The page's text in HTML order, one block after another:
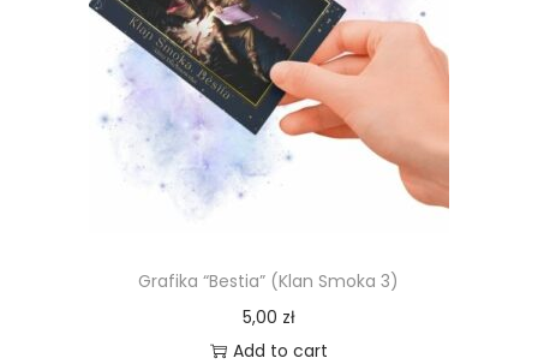
Grafika “Bestia” (Klan Smoka 3)
5,00 zł
Add to cart